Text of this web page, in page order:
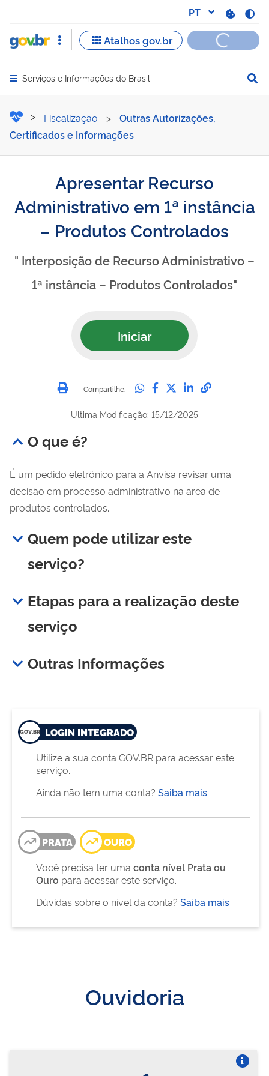
Abrir menu principal de navegação
Serviços e Informações do Brasil
Apresentar Recurso
Fiscalização >
Outras Autorizações,
Certificados e Informações
Apresentar Recurso
Administrativo em 1ª instância
– Produtos Controlados
" Interposição de Recurso Administrativo –
1ª instância – Produtos Controlados"
Iniciar
Imprimir
Compartilhe: Compartilhe no
Compartilhe no
Compartilhe no
Compartilhe
Última Modificação: 15/12/2025
O que é?
É um pedido eletrônico para a Anvisa revisar uma
decisão em processo administrativo na área de
produtos controlados.
Quem pode utilizar este
serviço?
Etapas para a realização deste
serviço
Outras Informações
LOGIN INTEGRADO
Utilize a sua conta GOV.BR para acessar este
serviço.
Ainda não tem uma conta? Saiba mais
PRATA
OURO
Você precisa ter uma conta nível Prata ou
Ouro para acessar este serviço.
Dúvidas sobre o nível da conta? Saiba mais
Ouvidoria